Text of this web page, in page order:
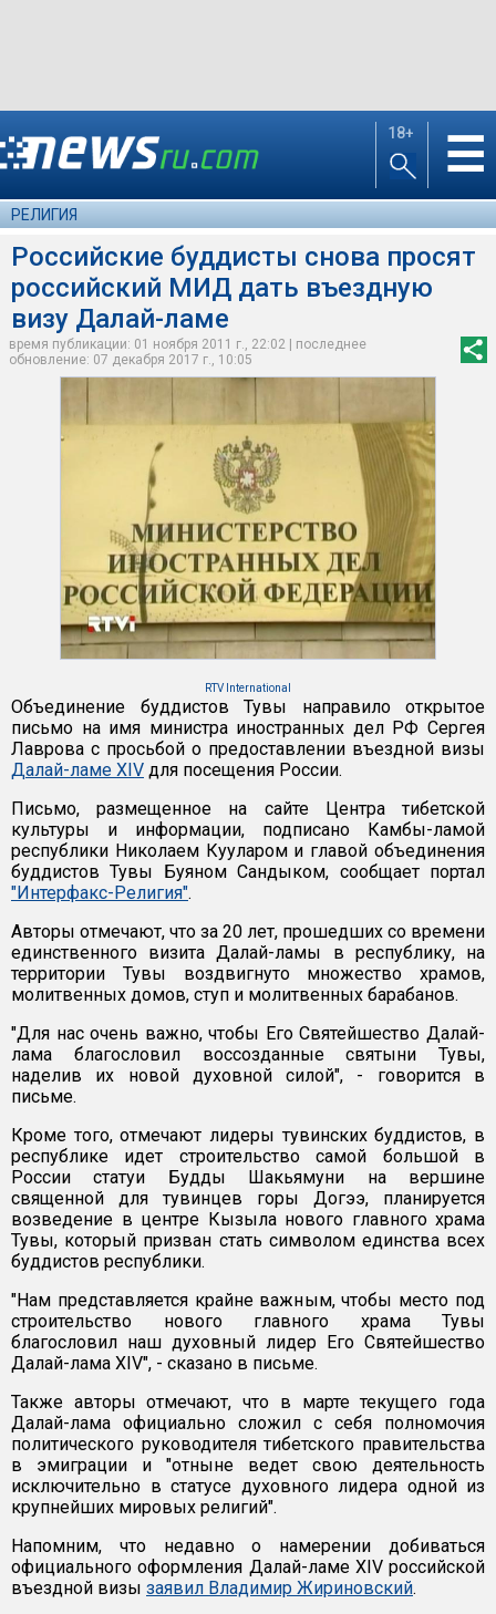
18+ ☰
РЕЛИГИЯ
Российские буддисты снова просят
российский МИД дать въездную
визу Далай-ламе
время публикации: 01 ноября 2011 г., 22:02 | последнее
обновление: 07 декабря 2017 г., 10:05
RTV International
Объединение буддистов Тувы направило открытое
письмо на имя министра иностранных дел РФ Сергея
Лаврова с просьбой о предоставлении въездной визы
Далай-ламе XIV для посещения России.
Письмо, размещенное на сайте Центра тибетской
культуры и информации, подписано Камбы-ламой
республики Николаем Кууларом и главой объединения
буддистов Тувы Буяном Сандыком, сообщает портал
"Интерфакс-Религия".
Авторы отмечают, что за 20 лет, прошедших со времени
единственного визита Далай-ламы в республику, на
территории Тувы воздвигнуто множество храмов,
молитвенных домов, ступ и молитвенных барабанов.
"Для нас очень важно, чтобы Его Святейшество Далай-
лама благословил воссозданные святыни Тувы,
наделив их новой духовной силой", - говорится в
письме.
Кроме того, отмечают лидеры тувинских буддистов, в
республике идет строительство самой большой в
России статуи Будды Шакьямуни на вершине
священной для тувинцев горы Догээ, планируется
возведение в центре Кызыла нового главного храма
Тувы, который призван стать символом единства всех
буддистов республики.
"Нам представляется крайне важным, чтобы место под
строительство нового главного храма Тувы
благословил наш духовный лидер Его Святейшество
Далай-лама XIV", - сказано в письме.
Также авторы отмечают, что в марте текущего года
Далай-лама официально сложил с себя полномочия
политического руководителя тибетского правительства
в эмиграции и "отныне ведет свою деятельность
исключительно в статусе духовного лидера одной из
крупнейших мировых религий".
Напомним, что недавно о намерении добиваться
официального оформления Далай-ламе XIV российской
въездной визы заявил Владимир Жириновский.